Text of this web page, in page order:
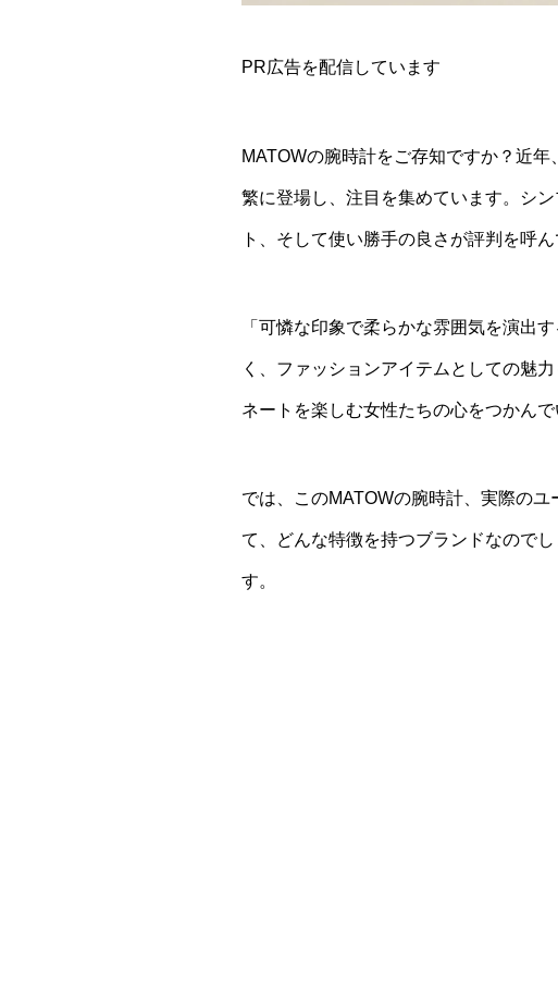
PR広告を配信しています
MATOWの腕時計をご存知ですか？近
繁に登場し、注目を集めています。シ
ト、そして使い勝手の良さが評判を呼ん
「可憐な印象で柔らかな雰囲気を演出
く、ファッションアイテムとしての魅
ネートを楽しむ女性たちの心をつかんで
では、このMATOWの腕時計、実際の
て、どんな特徴を持つブランドなので
す。